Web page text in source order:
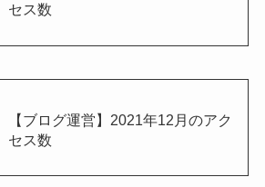
セス数
【ブログ運営】2021年12月のアク
セス数